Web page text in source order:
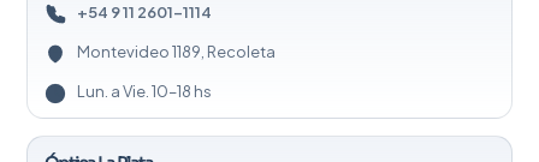
+54 9 11 2601-1114
Montevideo 1189, Recoleta
Lun. a Vie. 10–18 hs